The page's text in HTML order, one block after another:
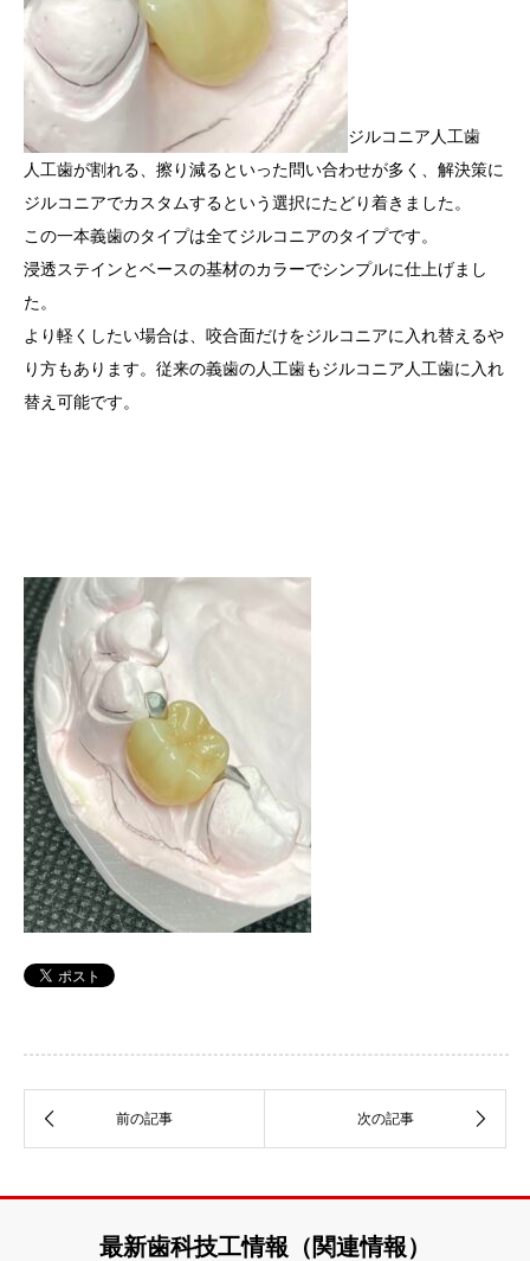
ジルコニア人工歯
人工歯が割れる、擦り減るといった問い合わせが多く、解決策に
ジルコニアでカスタムするという選択にたどり着きました。
この一本義歯のタイプは全てジルコニアのタイプです。
浸透ステインとベースの基材のカラーでシンプルに仕上げまし
た。
より軽くしたい場合は、咬合面だけをジルコニアに入れ替えるや
り方もあります。従来の義歯の人工歯もジルコニア人工歯に入れ
替え可能です。
最新歯科技工情報（関連情報）